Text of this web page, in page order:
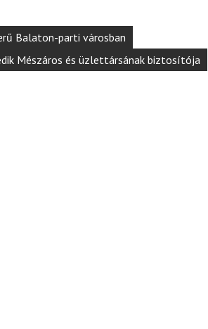
Balaton-parti városban
Mészáros és üzlettársának biztosítója